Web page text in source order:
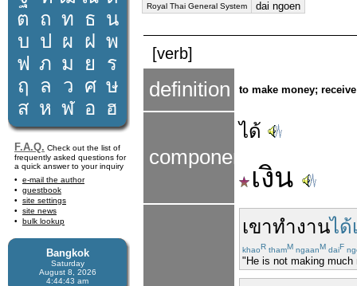
ต ถ ท ธ น
บ ป ผ ฝ พ
ฟ ภ ม ย
ร
ฤ
ล ว ศ ษ
ส ห ฬ อ ฮ
F.A.Q. Check out the list of
frequently asked questions for
a quick answer to your inquiry
e-mail the author
guestbook
site settings
site news
bulk lookup
Bangkok
Saturday
August 8, 2026
4:44:44 am
Royal Thai General System dai ngoen
[verb]
definition to make money;
components
ได้
เงิน
เขาทำงานได้
khaoR thamM ngaanM daiF
"He is not making much